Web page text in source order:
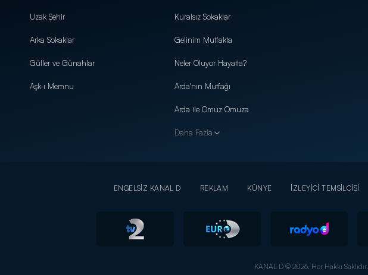
Uzak Şehir
Arka Sokaklar
Güller ve Günahlar
Aşk-ı Memnu
Kuralsız Sokaklar
Gelinim Mutfakta
Neler Oluyor Hayatta?
Arda'nın Mutfağı
Arda ile Omuz Omuza
Daha Fazla
ENGELSİZ KANAL D REKLAM KÜNYE İZLEYİCİ TEMSİLCİSİ
KANAL D © 2026. Her Hakkı Saklıdır.